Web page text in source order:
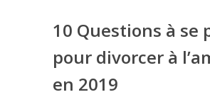
10 Questions à se
pour divorcer à
en 2019